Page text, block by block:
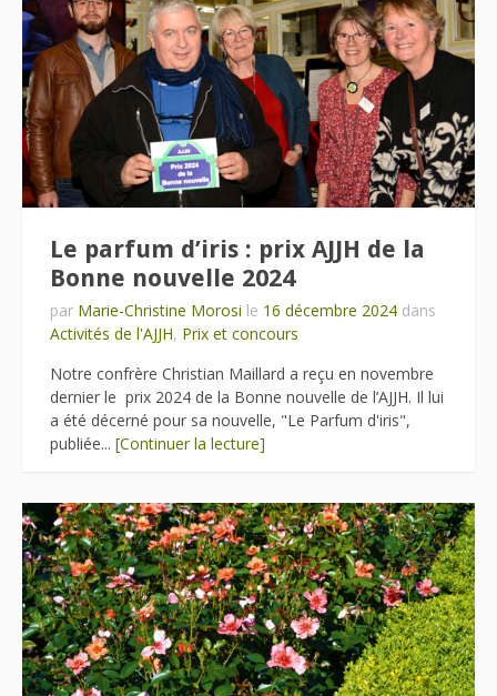
Le parfum d’iris : prix AJJH de la
Bonne nouvelle 2024
par Marie-Christine Morosi le 16 décembre 2024 dans
Activités de l'AJJH, Prix et concours
Notre confrère Christian Maillard a reçu en novembre
dernier le prix 2024 de la Bonne nouvelle de l’AJJH. Il lui
a été décerné pour sa nouvelle, "Le Parfum d'iris",
publiée... [Continuer la lecture]